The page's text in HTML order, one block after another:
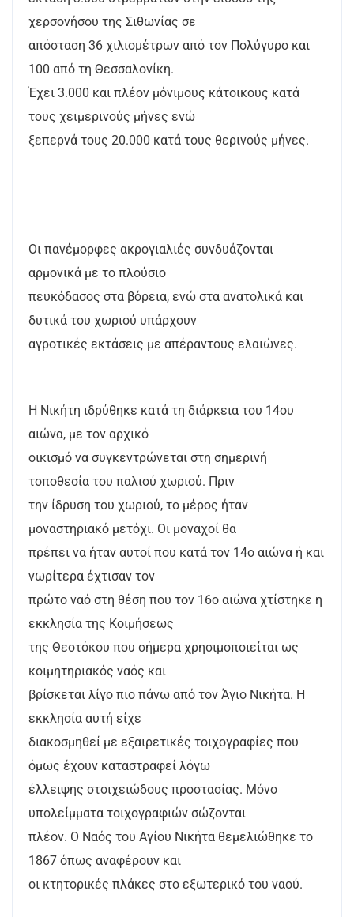
χερσονήσου της Σιθωνίας σε
απόσταση 36 χιλιομέτρων από τον Πολύγυρο και
100 από τη Θεσσαλονίκη.
Έχει 3.000 και πλέον μόνιμους κάτοικους κατά
τους χειμερινούς μήνες ενώ
ξεπερνά τους 20.000 κατά τους θερινούς μήνες.
Οι πανέμορφες ακρογιαλιές συνδυάζονται
αρμονικά με το πλούσιο
πευκόδασος στα βόρεια, ενώ στα ανατολικά και
δυτικά του χωριού υπάρχουν
αγροτικές εκτάσεις με απέραντους ελαιώνες.
Η Νικήτη ιδρύθηκε κατά τη διάρκεια του 14ου
αιώνα, με τον αρχικό
οικισμό να συγκεντρώνεται στη σημερινή
τοποθεσία του παλιού χωριού. Πριν
την ίδρυση του χωριού, το μέρος ήταν
μοναστηριακό μετόχι. Οι μοναχοί θα
πρέπει να ήταν αυτοί που κατά τον 14ο αιώνα ή και
νωρίτερα έχτισαν τον
πρώτο ναό στη θέση που τον 16ο αιώνα χτίστηκε η
εκκλησία της Κοιμήσεως
της Θεοτόκου που σήμερα χρησιμοποιείται ως
κοιμητηριακός ναός και
βρίσκεται λίγο πιο πάνω από τον Άγιο Νικήτα. Η
εκκλησία αυτή είχε
διακοσμηθεί με εξαιρετικές τοιχογραφίες που
όμως έχουν καταστραφεί λόγω
έλλειψης στοιχειώδους προστασίας. Μόνο
υπολείμματα τοιχογραφιών σώζονται
πλέον. Ο Ναός του Αγίου Νικήτα θεμελιώθηκε το
1867 όπως αναφέρουν και
οι κτητορικές πλάκες στο εξωτερικό του ναού.